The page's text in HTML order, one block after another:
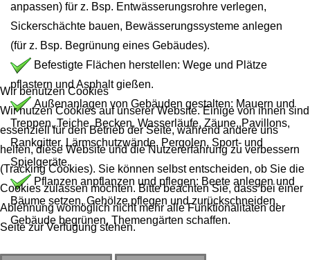
anpassen) für z. Bsp. Entwässerungsrohre verlegen,
Sickerschächte bauen, Bewässerungssysteme anlegen
(für z. Bsp. Begrünung eines Gebäudes).
Befestigte Flächen herstellen: Wege und Plätze
pflastern und Asphalt gießen.
Außenanlagen von Gebäuden gestalten: Mauern und
Treppen, Teiche, Becken, Wasserläufe, Zäune, Pavillons,
Rankgitter, Lärmschutzwände, Pergolen, Sport- und
Spielgeräte.
Pflanzen anpflanzen und pflegen: Beete anlegen und
Bäume setzen, Gehölze pflegen und zurückschneiden,
Gebäude begrünen, Themengärten schaffen.
Wir benutzen Cookies
Wir nutzen Cookies auf unserer Website. Einige von ihnen sind
essenziell für den Betrieb der Seite, während andere uns
helfen, diese Website und die Nutzererfahrung zu verbessern
(Tracking Cookies). Sie können selbst entscheiden, ob Sie die
Cookies zulassen möchten. Bitte beachten Sie, dass bei einer
Ablehnung womöglich nicht mehr alle Funktionalitäten der
Seite zur Verfügung stehen.